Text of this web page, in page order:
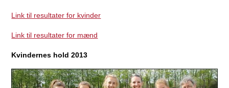
Link til resultater for kvinder
Link til resultater for mænd
Kvindernes hold 2013